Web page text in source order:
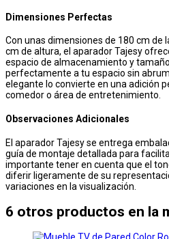
Dimensiones Perfectas
Con unas dimensiones de 180 cm de
cm de altura, el aparador Tajesy
espacio de almacenamiento y
perfectamente a tu espacio sin
elegante lo convierte en una adición
comedor o área de entretenimiento.
Observaciones Adicionales
El aparador Tajesy se entrega
guía de montaje detallada para
importante tener en cuenta que el
diferir ligeramente de su
variaciones en la visualización.
6 otros productos en la